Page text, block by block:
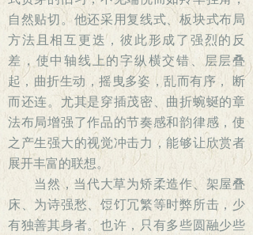
自然贴切。他还采用复线式、板块式布局
方法且相互更迭，彼此形成了强烈的反
差，使中轴线上的字纵横交错、层层叠
起，曲折生动，摇曳多姿，乱而有序， 断
而还连。尤其是穿插茂密、曲折蜿蜒的章
法布局增强了作品的节奏感和韵律感，使
之产生强大的视觉冲击力，能够让欣赏者
展开丰富的联想。
当然，当代大草为矫柔造作、架屋叠
床、为诗强愁、饾饤冗繁等时弊所击，少
有独善其身者。也许，只有多些圆融少些